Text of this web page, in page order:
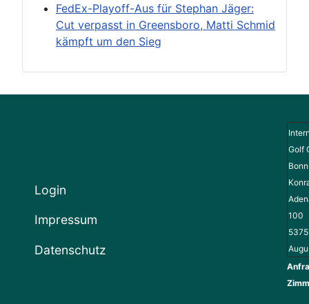
FedEx-Playoff-Aus für Stephan Jäger:
Cut verpasst in Greensboro, Matti Schmid
kämpft um den Sieg
Login
Impressum
Datenschutz
Golf
100